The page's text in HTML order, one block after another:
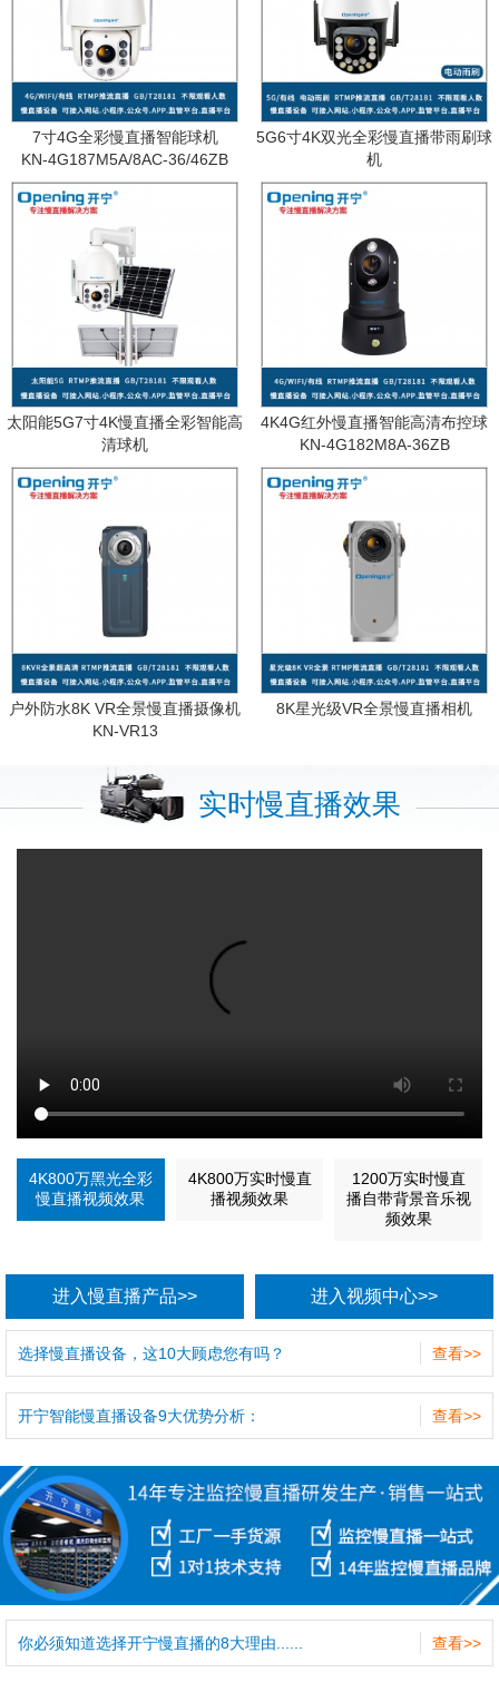
7寸4G全彩慢直播智能球机
KN-4G187M5A/8AC-36/46ZB
5G6寸4K双光全彩慢直播带雨刷球
机
太阳能5G7寸4K慢直播全彩智能高
清球机
4K4G红外慢直播智能高清布控球
KN-4G182M8A-36ZB
户外防水8K VR全景慢直播摄像机
KN-VR13
8K星光级VR全景慢直播相机
实时慢直播效果
4K800万黑光全彩
慢直播视频效果
4K800万实时慢直
播视频效果
1200万实时慢直
播自带背景音乐视
频效果
进入慢直播产品>> 进入视频中心>>
查看>>
选择慢直播设备，这10大顾虑您有吗？
查看>>
开宁智能慢直播设备9大优势分析：
查看>>
你必须知道选择开宁慢直播的8大理由......